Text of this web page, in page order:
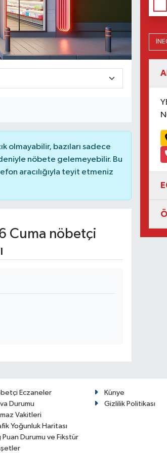
olmayabilir, bazıları sadece
nöbete gelemeyebilir. Bu
aracılığıyla teyit etmeniz
Cuma nöbetçi
Eczaneler
Durumu
Vakitleri
Yoğunluk Haritası
Puan Durumu ve Fikstür
Künye
Gizlilik Politikası